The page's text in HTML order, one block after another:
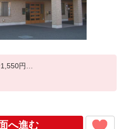
円
へ進む